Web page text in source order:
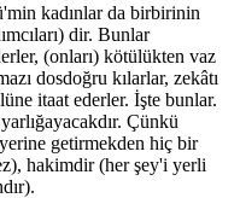
kadınlar da birbirinin
dir. Bunlar
(onları) kötülükten vaz
dosdoğru kılarlar, zekâtı
itaat ederler. İşte bunlar.
Çünkü
getirmekden hiç bir
hakimdir (her şey'i yerli